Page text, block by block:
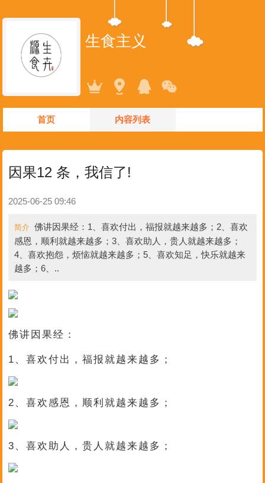
生食主义
首页 内容列表
因果12 条，我信了!
2025-06-25 09:46
简介 佛讲因果经：1、喜欢付出，福报就越来越多；2、喜欢
感恩，顺利就越来越多；3、喜欢助人，贵人就越来越多；
4、喜欢抱怨，烦恼就越来越多；5、喜欢知足，快乐就越来
越多；6、..
佛讲因果经：
1、喜欢付出，福报就越来越多；
2、喜欢感恩，顺利就越来越多；
3、喜欢助人，贵人就越来越多；